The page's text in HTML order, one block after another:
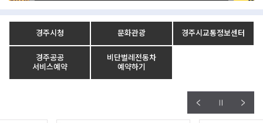
경주시청 문화관광 경주시교통정보센터
경주공공
서비스예약
비단벌레전동차
예약하기